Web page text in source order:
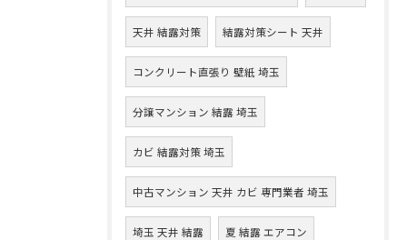
天井 結露対策 結露対策シート 天井
コンクリート直張り 壁紙 埼玉
分譲マンション 結露 埼玉
カビ 結露対策 埼玉
中古マンション 天井 カビ 専門業者 埼玉
埼玉 天井 結露 夏 結露 エアコン